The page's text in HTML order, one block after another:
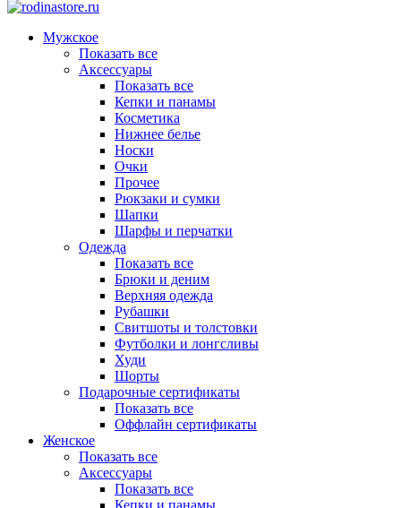
Мужское
Показать все
Аксессуары
Показать все
Кепки и панамы
Косметика
Нижнее белье
Носки
Очки
Прочее
Рюкзаки и сумки
Шапки
Шарфы и перчатки
Одежда
Показать все
Брюки и деним
Верхняя одежда
Рубашки
Свитшоты и толстовки
Футболки и лонгсливы
Худи
Шорты
Подарочные сертификаты
Показать все
Оффлайн сертификаты
Женское
Показать все
Аксессуары
Показать все